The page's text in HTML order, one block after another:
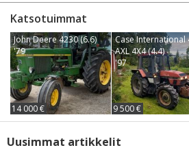
Katsotuimmat
John Deere 4230 (6.6)
'79
14 000 €
Case International
AXL 4X4 (4.4)
'97
9 500 €
Uusimmat artikkelit